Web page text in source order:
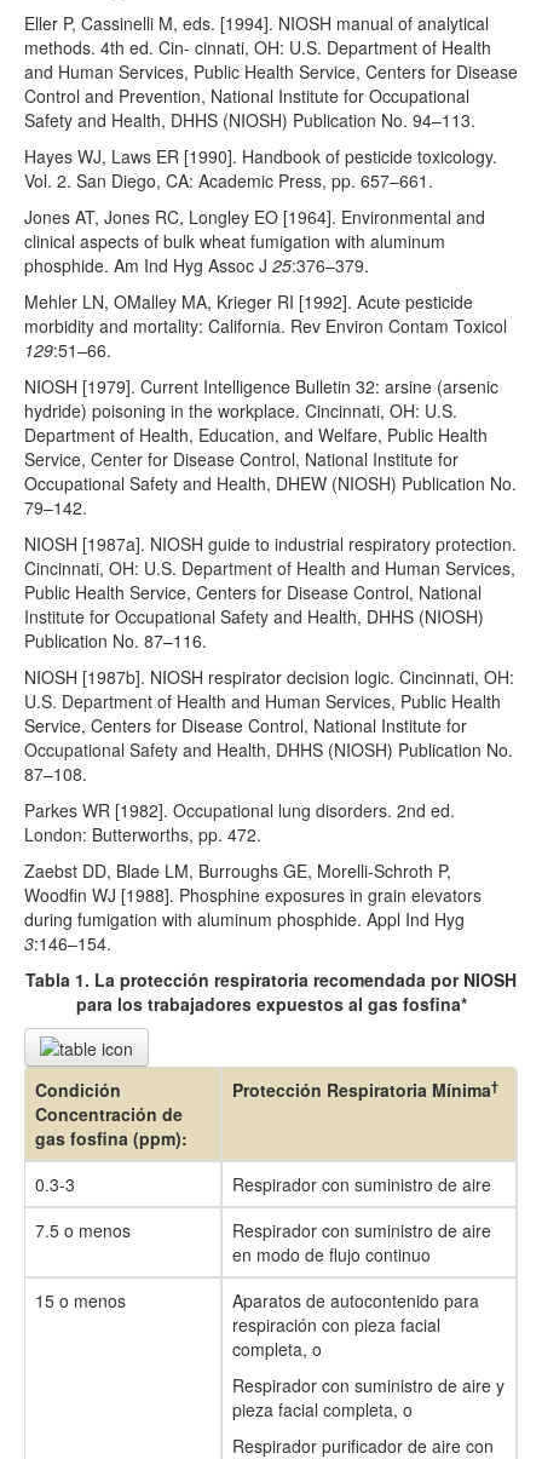
Eller P, Cassinelli M, eds. [1994]. NIOSH manual of analytical
methods. 4th ed. Cin- cinnati, OH: U.S. Department of Health
and Human Services, Public Health Service, Centers for Disease
Control and Prevention, National Institute for Occupational
Safety and Health, DHHS (NIOSH) Publication No. 94–113.
Hayes WJ, Laws ER [1990]. Handbook of pesticide toxicology.
Vol. 2. San Diego, CA: Academic Press, pp. 657–661.
Jones AT, Jones RC, Longley EO [1964]. Environmental and
clinical aspects of bulk wheat fumigation with aluminum
phosphide. Am Ind Hyg Assoc J 25:376–379.
Mehler LN, OMalley MA, Krieger RI [1992]. Acute pesticide
morbidity and mortality: California. Rev Environ Contam Toxicol
129:51–66.
NIOSH [1979]. Current Intelligence Bulletin 32: arsine (arsenic
hydride) poisoning in the workplace. Cincinnati, OH: U.S.
Department of Health, Education, and Welfare, Public Health
Service, Center for Disease Control, National Institute for
Occupational Safety and Health, DHEW (NIOSH) Publication No.
79–142.
NIOSH [1987a]. NIOSH guide to industrial respiratory protection.
Cincinnati, OH: U.S. Department of Health and Human Services,
Public Health Service, Centers for Disease Control, National
Institute for Occupational Safety and Health, DHHS (NIOSH)
Publication No. 87–116.
NIOSH [1987b]. NIOSH respirator decision logic. Cincinnati, OH:
U.S. Department of Health and Human Services, Public Health
Service, Centers for Disease Control, National Institute for
Occupational Safety and Health, DHHS (NIOSH) Publication No.
87–108.
Parkes WR [1982]. Occupational lung disorders. 2nd ed.
London: Butterworths, pp. 472.
Zaebst DD, Blade LM, Burroughs GE, Morelli-Schroth P,
Woodfin WJ [1988]. Phosphine exposures in grain elevators
during fumigation with aluminum phosphide. Appl Ind Hyg
3:146–154.
Tabla 1. La protección respiratoria recomendada por NIOSH
para los trabajadores expuestos al gas fosfina*
Condición
Concentración de
gas fosfina (ppm):
Protección Respiratoria Mínima†
0.3-3
Respirador con suministro de aire
7.5 o menos
Respirador con suministro de aire
en modo de flujo continuo
15 o menos
Aparatos de autocontenido para
respiración con pieza facial
completa, o
Respirador con suministro de aire y
pieza facial completa, o
Respirador purificador de aire con